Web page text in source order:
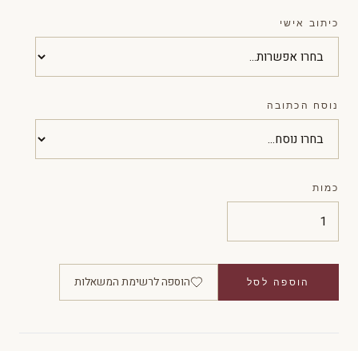
כיתוב אישי
נוסח הכתובה
כמות
הוספה לסל הוספה לרשימת המשאלות